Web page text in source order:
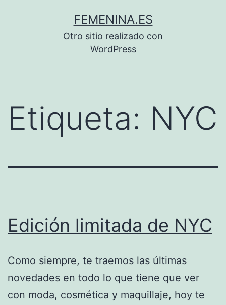
FEMENINA.ES
Otro sitio realizado con
WordPress
Etiqueta: NYC
Edición limitada de NYC
Como siempre, te traemos las últimas
novedades en todo lo que tiene que ver
con moda, cosmética y maquillaje, hoy te